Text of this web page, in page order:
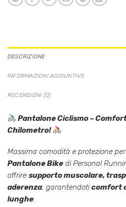
DESCRIZIONE
INFORMAZIONI AGGIUNTIVE
RECENSIONI (0)
Pantalone Ciclismo –
Chilometro!
Massima comodità e protezione
Pantalone Bike diPersonal
offrire supporto muscolare,
aderenza, garantendoticomfort
lunghe.